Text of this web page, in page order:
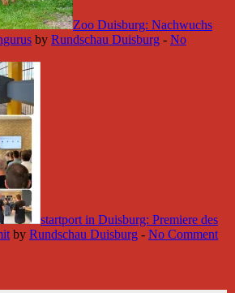
Zoo Duisburg: Nachwuchs
by Rundschau Duisburg - No
startport in Duisburg: Premiere des
by Rundschau Duisburg - No Comment